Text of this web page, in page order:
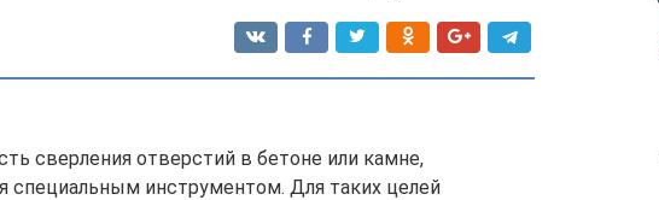
сверления отверстий в бетоне или камне,
специальным инструментом. Для таких целей